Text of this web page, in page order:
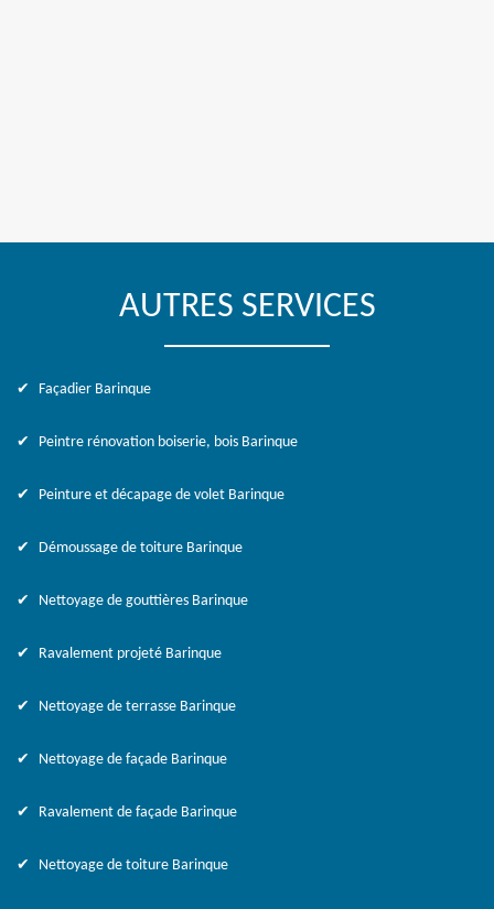
AUTRES SERVICES
Façadier Barinque
Peintre rénovation boiserie, bois Barinque
Peinture et décapage de volet Barinque
Démoussage de toiture Barinque
Nettoyage de gouttières Barinque
Ravalement projeté Barinque
Nettoyage de terrasse Barinque
Nettoyage de façade Barinque
Ravalement de façade Barinque
Nettoyage de toiture Barinque